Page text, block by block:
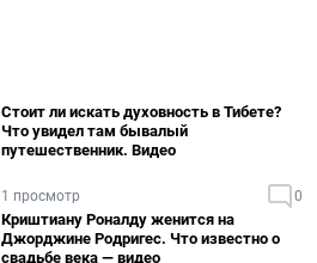
Стоит ли искать духовность в Тибете?
Что увидел там бывалый
путешественник. Видео
1 просмотр 0
Криштиану Роналду женится на
Джорджине Родригес. Что известно о
свадьбе века — видео